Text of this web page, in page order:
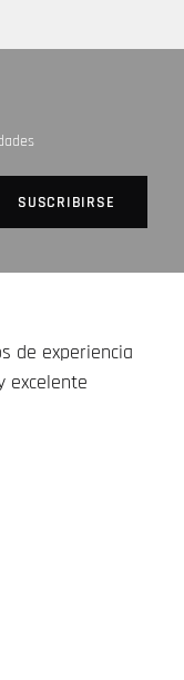
de experiencia
excelente